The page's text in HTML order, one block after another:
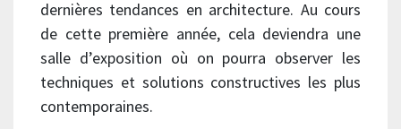
dernières tendances en architecture. Au cours
de cette première année, cela deviendra une
salle d’exposition où on pourra observer les
techniques et solutions constructives les plus
contemporaines.